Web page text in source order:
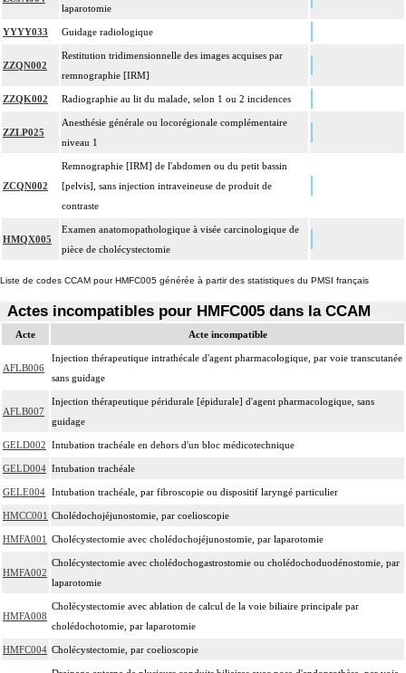
laparotomie
YYYY033 Guidage radiologique
ZZQN002
Restitution tridimensionnelle des images acquises par
remnographie [IRM]
ZZQK002 Radiographie au lit du malade, selon 1 ou 2 incidences
ZZLP025
Anesthésie générale ou locorégionale complémentaire
niveau 1
ZCQN002
Remnographie [IRM] de l'abdomen ou du petit bassin
[pelvis], sans injection intraveineuse de produit de
contraste
HMQX005
Examen anatomopathologique à visée carcinologique de
pièce de cholécystectomie
Liste de codes CCAM pour HMFC005 générée à partir des statistiques du PMSI français
Actes incompatibles pour HMFC005 dans la CCAM
Acte Acte incompatible
AFLB006
Injection thérapeutique intrathécale d'agent pharmacologique, par voie transcutanée
sans guidage
AFLB007
Injection thérapeutique péridurale [épidurale] d'agent pharmacologique, sans
guidage
GELD002 Intubation trachéale en dehors d'un bloc médicotechnique
GELD004 Intubation trachéale
GELE004 Intubation trachéale, par fibroscopie ou dispositif laryngé particulier
HMCC001 Cholédochojéjunostomie, par coelioscopie
HMFA001 Cholécystectomie avec cholédochojéjunostomie, par laparotomie
HMFA002
Cholécystectomie avec cholédochogastrostomie ou cholédochoduodénostomie, par
laparotomie
HMFA008
Cholécystectomie avec ablation de calcul de la voie biliaire principale par
cholédochotomie, par laparotomie
HMFC004 Cholécystectomie, par coelioscopie